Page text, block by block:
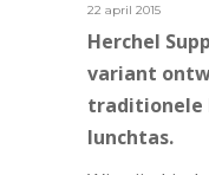
22 april 2015
Herchel
variant
traditionele
lunchtas.